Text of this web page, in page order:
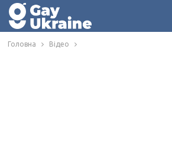
Головна Відео